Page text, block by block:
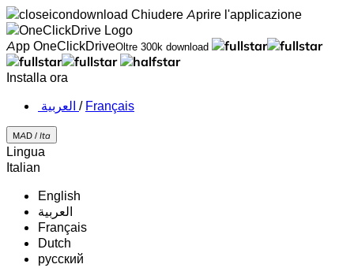
Chiudere Aprire l'applicazione
App OneClickDriveOltre 300k download
Installa ora
‏العربية ‏ / Français
MAD / Ita
Lingua
Italian
English
‏العربية‏
Français
Dutch
русский